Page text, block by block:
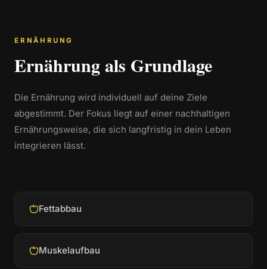
ERNÄHRUNG
Ernährung als Grundlage
Die Ernährung wird individuell auf deine Ziele
abgestimmt. Der Fokus liegt auf einer nachhaltigen
Ernährungsweise, die sich langfristig in dein Leben
integrieren lässt.
Fettabbau
Muskelaufbau